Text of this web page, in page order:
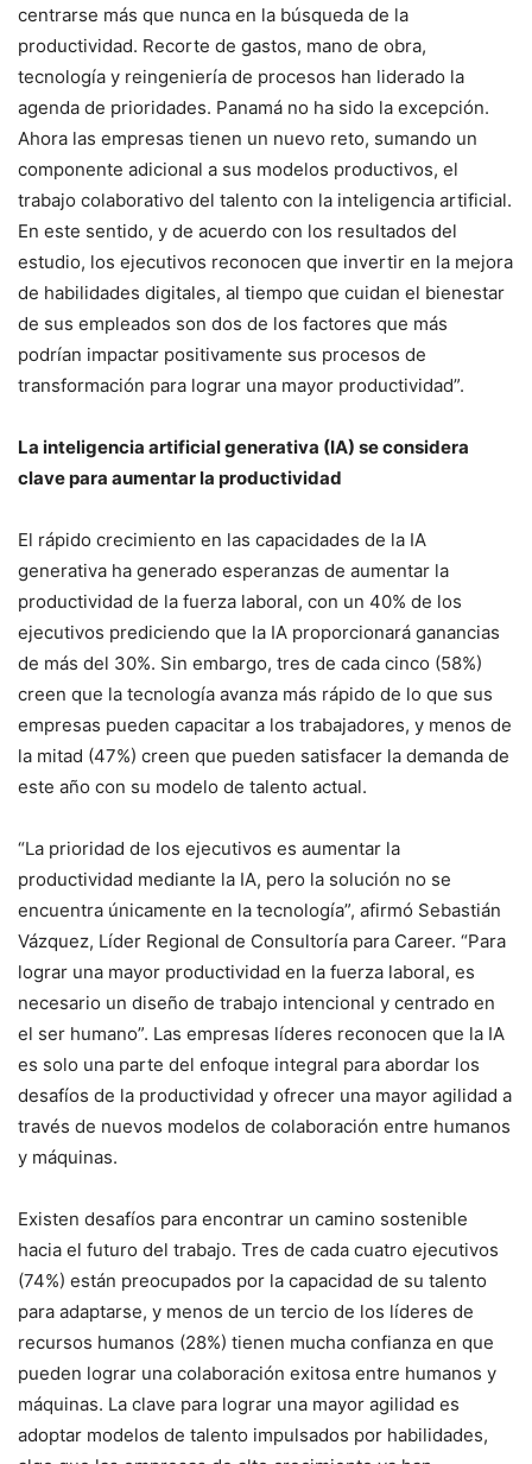
centrarse más que nunca en la búsqueda de la
productividad. Recorte de gastos, mano de obra,
tecnología y reingeniería de procesos han liderado la
agenda de prioridades. Panamá no ha sido la excepción.
Ahora las empresas tienen un nuevo reto, sumando un
componente adicional a sus modelos productivos, el
trabajo colaborativo del talento con la inteligencia artificial.
En este sentido, y de acuerdo con los resultados del
estudio, los ejecutivos reconocen que invertir en la mejora
de habilidades digitales, al tiempo que cuidan el bienestar
de sus empleados son dos de los factores que más
podrían impactar positivamente sus procesos de
transformación para lograr una mayor productividad”.
La inteligencia artificial generativa (IA) se considera
clave para aumentar la productividad
El rápido crecimiento en las capacidades de la IA
generativa ha generado esperanzas de aumentar la
productividad de la fuerza laboral, con un 40% de los
ejecutivos prediciendo que la IA proporcionará ganancias
de más del 30%. Sin embargo, tres de cada cinco (58%)
creen que la tecnología avanza más rápido de lo que sus
empresas pueden capacitar a los trabajadores, y menos de
la mitad (47%) creen que pueden satisfacer la demanda de
este año con su modelo de talento actual.
“La prioridad de los ejecutivos es aumentar la
productividad mediante la IA, pero la solución no se
encuentra únicamente en la tecnología”, afirmó Sebastián
Vázquez, Líder Regional de Consultoría para Career. “Para
lograr una mayor productividad en la fuerza laboral, es
necesario un diseño de trabajo intencional y centrado en
el ser humano”. Las empresas líderes reconocen que la IA
es solo una parte del enfoque integral para abordar los
desafíos de la productividad y ofrecer una mayor agilidad a
través de nuevos modelos de colaboración entre humanos
y máquinas.
Existen desafíos para encontrar un camino sostenible
hacia el futuro del trabajo. Tres de cada cuatro ejecutivos
(74%) están preocupados por la capacidad de su talento
para adaptarse, y menos de un tercio de los líderes de
recursos humanos (28%) tienen mucha confianza en que
pueden lograr una colaboración exitosa entre humanos y
máquinas. La clave para lograr una mayor agilidad es
adoptar modelos de talento impulsados por habilidades,